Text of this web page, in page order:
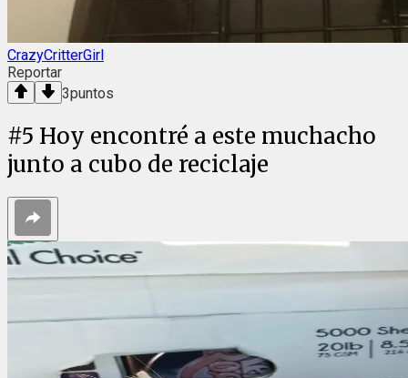
CrazyCritterGirl
Reportar
3puntos
#5 Hoy encontré a este muchacho
junto a cubo de reciclaje